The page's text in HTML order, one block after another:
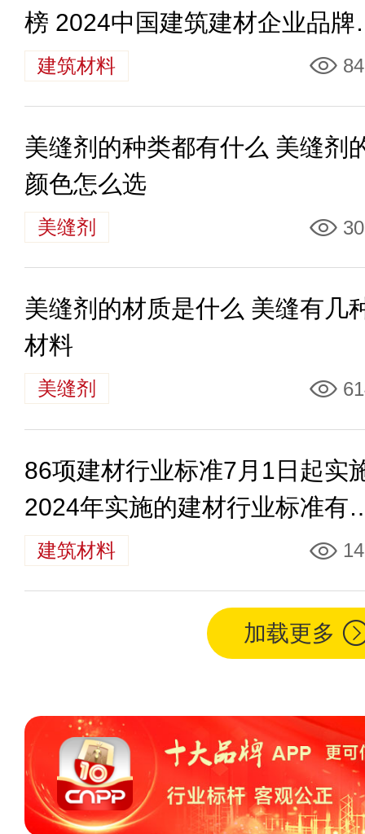
榜 2024中国建筑建材企业品牌
值排名40强
建筑材料
美缝剂的种类都有什么 美缝剂
颜色怎么选
美缝剂
美缝剂的材质是什么 美缝有几
材料
美缝剂
86项建材行业标准7月1日起实
2024年实施的建材行业标准有
些建筑材料
加载更多